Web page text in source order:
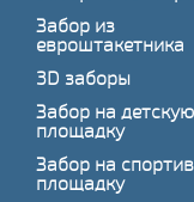
Забор из
евроштакетника
3D заборы
Забор на детскую
площадку
Забор на
площадку